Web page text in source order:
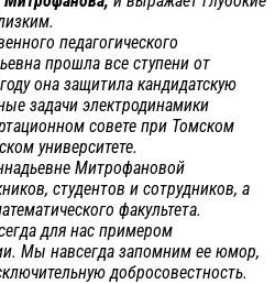
педагогического
прошла все ступени от
она защитила кандидатскую
задачи электродинамики
совете при Томском
университете.
Митрофановой
студентов и сотрудников, а
факультета.
для нас примером
Мы навсегда запомним ее юмор,
добросовестность.